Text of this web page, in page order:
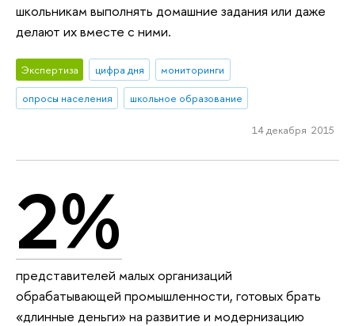
школьникам выполнять домашние задания или даже
делают их вместе с ними.
Экспертиза цифра дня
мониторинги
опросы населения
школьное образование
14 декабря 2015
2%
представителей малых организаций
обрабатывающей промышленности, готовых брать
«длинные деньги» на развитие и модернизацию